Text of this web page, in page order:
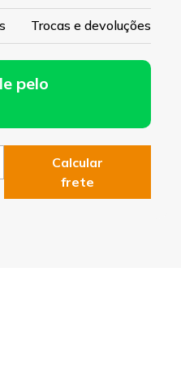
Trocas e devoluções
pelo
Calcular
frete